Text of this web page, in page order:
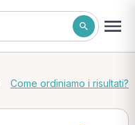
Come ordiniamo i risultati?